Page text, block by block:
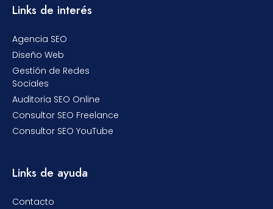
Links de interés
Agencia SEO
Diseño Web
Gestión de Redes
Sociales
Auditoria SEO Online
Consultor SEO Freelance
Consultor SEO YouTube
Links de ayuda
Contacto